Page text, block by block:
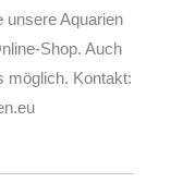
unsere Aquarien
Shop. Auch
möglich. Kontakt: